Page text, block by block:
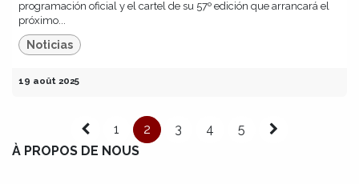
programación oficial y el cartel de su 57º edición que arrancará el
próximo...
Noticias
19 août 2025
1 2 3 4
5
À PROPOS DE NOUS